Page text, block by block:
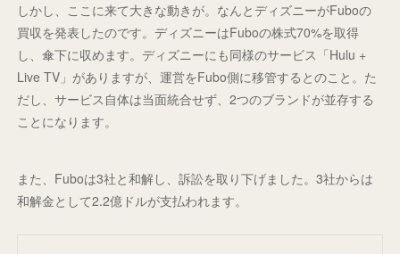
しかし、ここに来て大きな動きが。なんとディズニーがFuboの
買収を発表したのです。ディズニーはFuboの株式70%を取得
し、傘下に収めます。ディズニーにも同様のサービス「Hulu +
Live TV」がありますが、運営をFubo側に移管するとのこと。た
だし、サービス自体は当面統合せず、2つのブランドが並存する
ことになります。
また、Fuboは3社と和解し、訴訟を取り下げました。3社からは
和解金として2.2億ドルが支払われます。